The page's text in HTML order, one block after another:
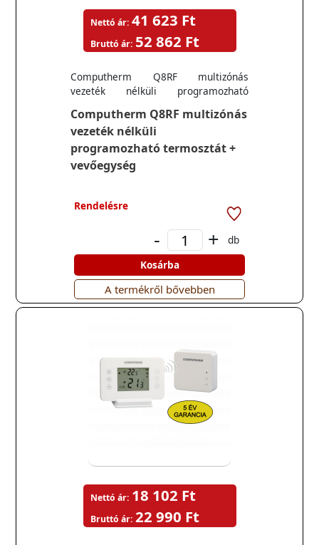
Computherm Q8RF multizónás
vezeték nélküli
programozható termosztát +
vevőegység
Computherm Q8RF multizónás
vezeték nélküli programozható
Nettó ár: 41 623 Ft
Bruttó ár: 52 862 Ft
Rendelésre
- +
db
Kosárba
A termékről bővebben
Nettó ár: 18 102 Ft
Bruttó ár: 22 990 Ft